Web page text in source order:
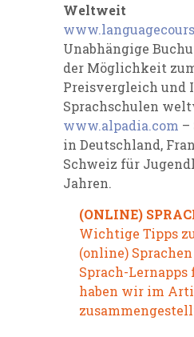
Weltweit
Unabhängige
der Möglichkeit
Preisvergleich und
Sprachschulen
www.alpadia.com –
in Deutschland,
Schweiz für
Jahren.
(ONLINE)
Wichtige Tipps
(online)
Sprach-
haben wir im